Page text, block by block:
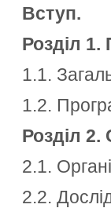
Вступ.
Розділ
1.1.
1.2.
Розділ 2.
2.1.
2.2.